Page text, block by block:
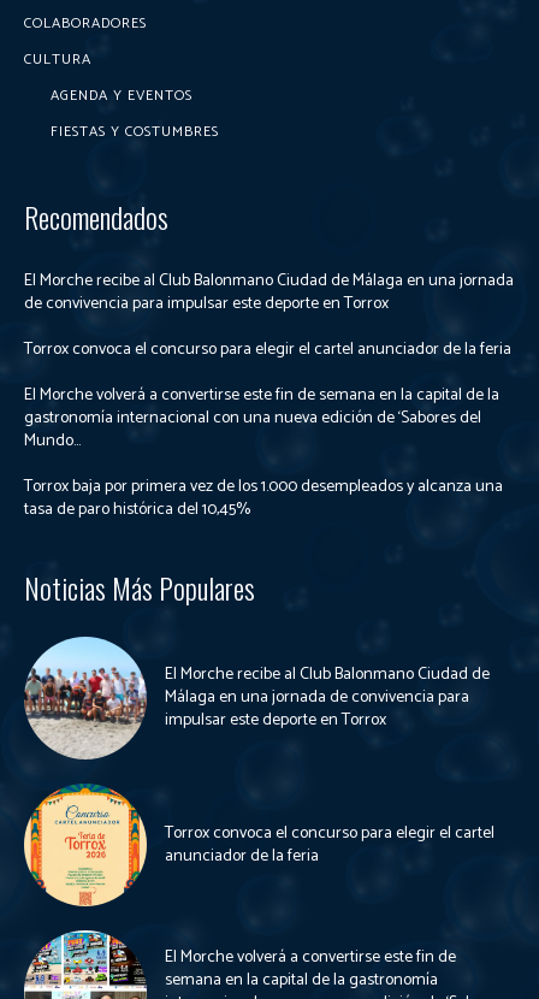
COLABORADORES
CULTURA
AGENDA Y EVENTOS
FIESTAS Y COSTUMBRES
Recomendados
El Morche recibe al Club Balonmano Ciudad de Málaga en una jornada
de convivencia para impulsar este deporte en Torrox
Torrox convoca el concurso para elegir el cartel anunciador de la feria
El Morche volverá a convertirse este fin de semana en la capital de la
gastronomía internacional con una nueva edición de ‘Sabores del
Mundo...
Torrox baja por primera vez de los 1.000 desempleados y alcanza una
tasa de paro histórica del 10,45%
Noticias Más Populares
El Morche recibe al Club Balonmano Ciudad de
Málaga en una jornada de convivencia para
impulsar este deporte en Torrox
Torrox convoca el concurso para elegir el cartel
anunciador de la feria
El Morche volverá a convertirse este fin de
semana en la capital de la gastronomía